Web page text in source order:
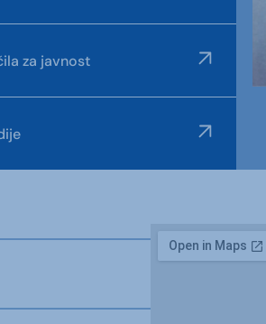
za javnost